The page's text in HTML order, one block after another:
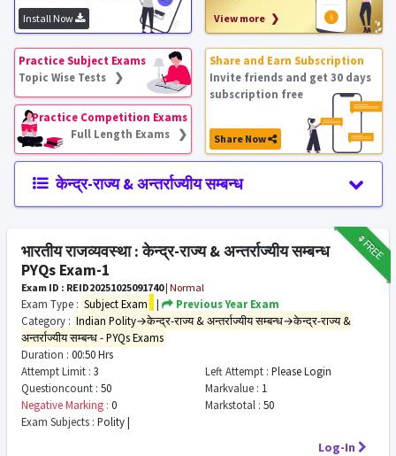
Install Now View more ❯
Practice Subject Exams
Topic Wise Tests ❯
Practice Competition Exams
Full Length Exams ❯
Share and Earn Subscription
Invite friends and get 30 days
subscription free
Share Now
केन्द्र-राज्य & अन्तर्राज्यीय सम्बन्ध
₹9
FREE
भारतीय राजव्यवस्था : केन्द्र-राज्य & अन्तर्राज्यीय सम्बन्ध
PYQs Exam-1
Exam ID : REID20251025091740| Normal
Exam Type : Subject Exam |
Previous Year Exam
Category : Indian Polity→केन्द्र-राज्य & अन्तर्राज्यीय सम्बन्ध→केन्द्र-राज्य &
अन्तर्राज्यीय सम्बन्ध - PYQs Exams
Duration : 00:50 Hrs
Attempt Limit : 3 Left Attempt : Please Login
Questioncount : 50 Markvalue : 1
Negative Marking : 0 Markstotal : 50
Exam Subjects : Polity |
Log-In